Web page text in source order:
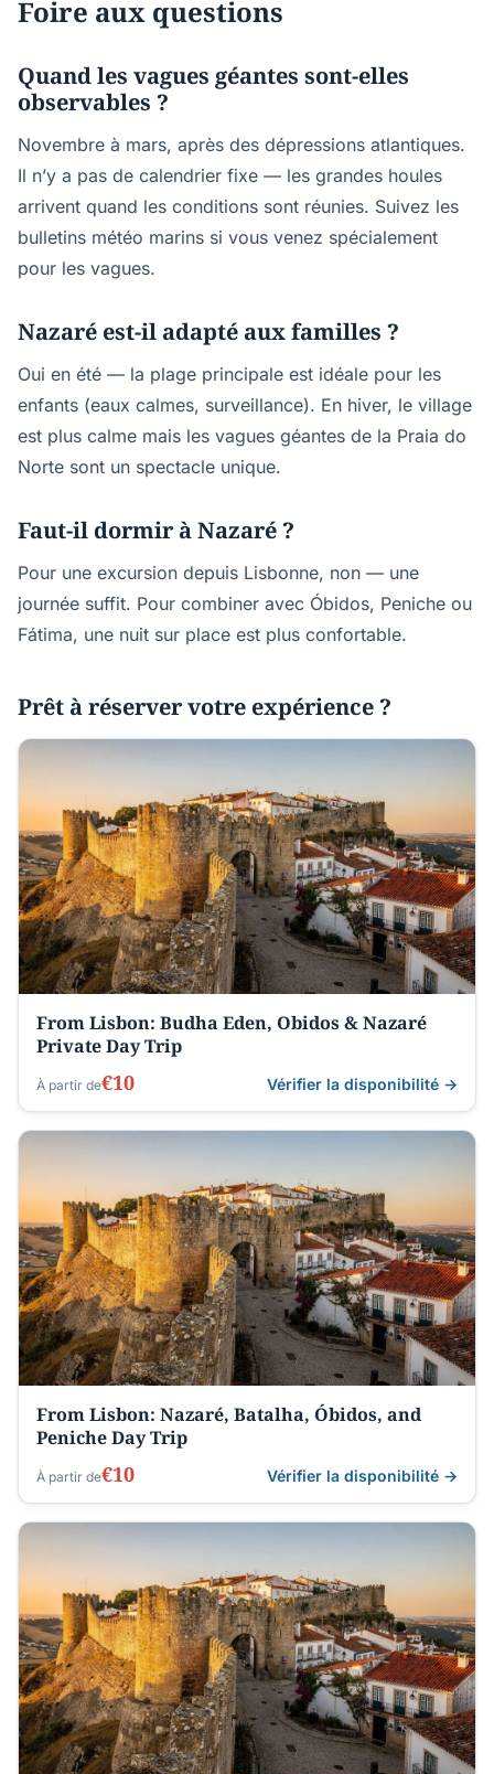
Foire aux questions
Quand les vagues géantes sont-elles
observables ?
Novembre à mars, après des dépressions atlantiques.
Il n’y a pas de calendrier fixe — les grandes houles
arrivent quand les conditions sont réunies. Suivez les
bulletins météo marins si vous venez spécialement
pour les vagues.
Nazaré est-il adapté aux familles ?
Oui en été — la plage principale est idéale pour les
enfants (eaux calmes, surveillance). En hiver, le village
est plus calme mais les vagues géantes de la Praia do
Norte sont un spectacle unique.
Faut-il dormir à Nazaré ?
Pour une excursion depuis Lisbonne, non — une
journée suffit. Pour combiner avec Óbidos, Peniche ou
Fátima, une nuit sur place est plus confortable.
Prêt à réserver votre expérience ?
From Lisbon: Budha Eden, Obidos & Nazaré
Private Day Trip
À partir de€10 Vérifier la disponibilité →
From Lisbon: Nazaré, Batalha, Óbidos, and
Peniche Day Trip
À partir de€10 Vérifier la disponibilité →